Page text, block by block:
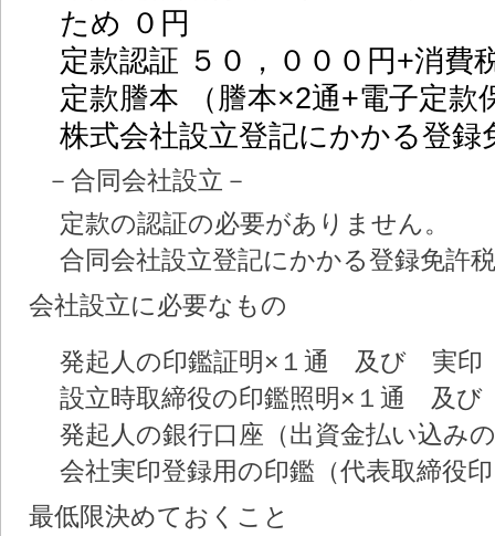
ため ０円
定款認証 ５０，０００円+消費
定款謄本 （謄本×2通+電子定款
株式会社設立登記にかかる登録
－合同会社設立－
定款の認証の必要がありません。
合同会社設立登記にかかる登録免許
会社設立に必要なもの
発起人の印鑑証明×１通 及び 実印
設立時取締役の印鑑照明×１通 及
発起人の銀行口座（出資金払い込み
会社実印登録用の印鑑（代表取締役
最低限決めておくこと